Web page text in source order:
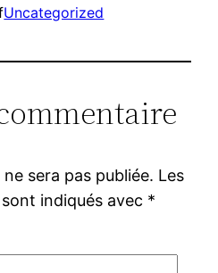
Uncategorized
sera pas publiée. Les
indiqués avec *